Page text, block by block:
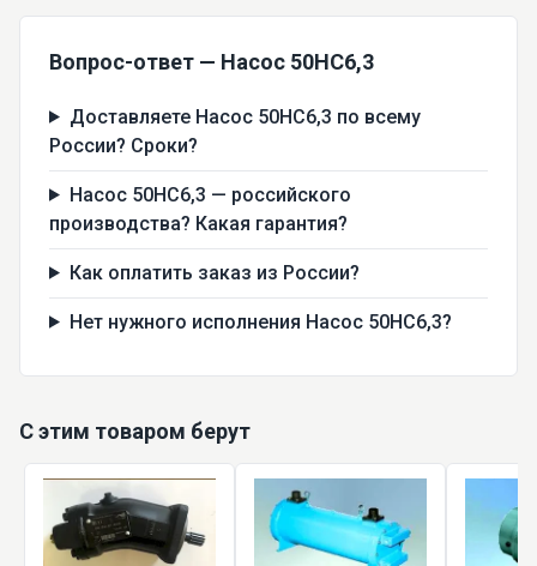
Вопрос-ответ — Насос 50НС6,3
Доставляете Насос 50НС6,3 по всему
России? Сроки?
Насос 50НС6,3 — российского
производства? Какая гарантия?
Как оплатить заказ из России?
Нет нужного исполнения Насос 50НС6,3?
С этим товаром берут